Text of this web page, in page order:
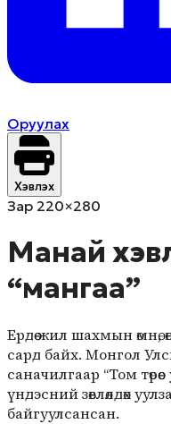
Оруулах
Хэвлэх
Зар 220×280
Манай
“мангаа”
Ердөө жил шахмын өмнө,
сард байх. Монгол
саначилгаар “Том
үндэсний зөвлөлдөх
байгуулсансан.